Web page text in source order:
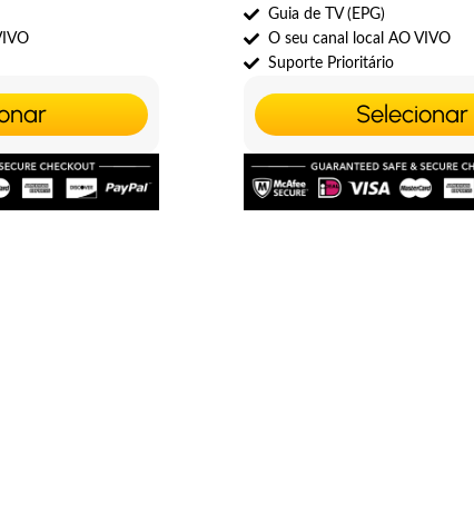
Guia de TV (EPG)
O seu canal local AO VIVO
Suporte Prioritário
Selecionar